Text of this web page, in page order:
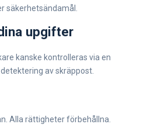
säkerhetsändamål.
upgifter
kanske kontrolleras via en
av skräppost.
Alla rättigheter förbehållna.